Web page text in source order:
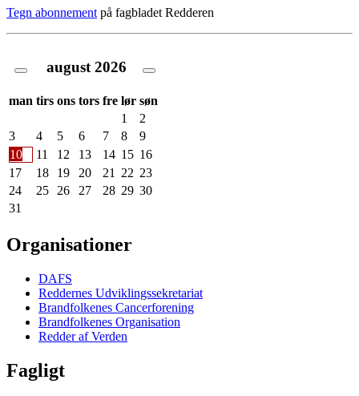
Tegn abonnement på fagbladet Redderen
august 2026
man tirs ons tors fre lør søn
1
2
3
4 5 6 7 8
9
10
11 12 13 14 15 16
17
18 19 20 21 22 23
24
25 26 27 28 29 30
31
Organisationer
DAFS
Reddernes Udviklingssekretariat
Brandfolkenes Cancerforening
Brandfolkenes Organisation
Redder af Verden
Fagligt